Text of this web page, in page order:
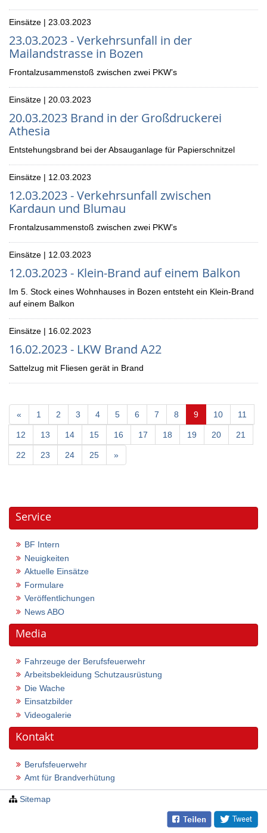
Einsätze | 23.03.2023
23.03.2023 - Verkehrsunfall in der
Mailandstrasse in Bozen
Frontalzusammenstoß zwischen zwei PKW’s
Einsätze | 20.03.2023
20.03.2023 Brand in der Großdruckerei
Athesia
Entstehungsbrand bei der Absauganlage für Papierschnitzel
Einsätze | 12.03.2023
12.03.2023 - Verkehrsunfall zwischen
Kardaun und Blumau
Frontalzusammenstoß zwischen zwei PKW’s
Einsätze | 12.03.2023
12.03.2023 - Klein-Brand auf einem Balkon
Im 5. Stock eines Wohnhauses in Bozen entsteht ein Klein-Brand
auf einem Balkon
Einsätze | 16.02.2023
16.02.2023 - LKW Brand A22
Sattelzug mit Fliesen gerät in Brand
« 1 2 3 4 5 6 7 8 9(current)
10 11
12 13 14 15 16 17 18 19 20 21
22 23 24 25 »
Service
BF Intern
Neuigkeiten
Aktuelle Einsätze
Formulare
Veröffentlichungen
News ABO
Media
Fahrzeuge der Berufsfeuerwehr
Arbeitsbekleidung Schutzausrüstung
Die Wache
Einsatzbilder
Videogalerie
Kontakt
Berufsfeuerwehr
Amt für Brandverhütung
Sitemap